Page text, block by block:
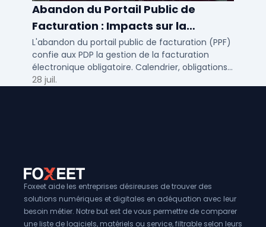
Abandon du Portail Public de
Facturation : Impacts sur la
Facturation Électronique
Obligatoire
L'abandon du portail public de facturation (PPF)
confie aux PDP la gestion de la facturation
électronique obligatoire. Calendrier, obligations
et solutions pour TPE, PME et ETI.
28 juil.
Foxeet aide les entreprises désireuses de trouver des
solutions numériques et digitales en adéquation avec leur
besoin métier. Notre but est de vous permettre de comparer
une liste de logiciels, matériels ou service, filtrable selon leurs